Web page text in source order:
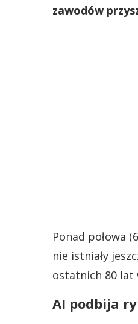
zawodów
Ponad połowa
nie istniały
ostatnich 80 lat
AI podbija